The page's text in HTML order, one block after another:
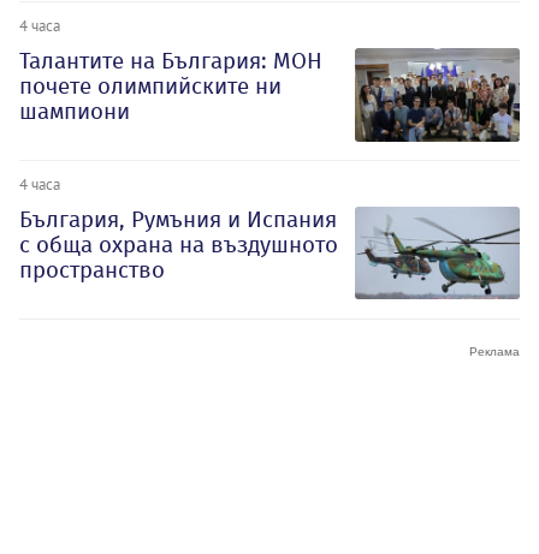
4 часа
Талантите на България: МОН
почете олимпийските ни
шампиони
4 часа
България, Румъния и Испания
с обща охрана на въздушното
пространство